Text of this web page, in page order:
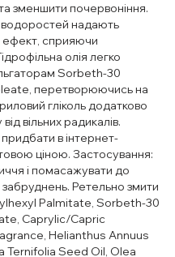
зменшити почервоніння.
водоростей надають
ефект, сприяючи
олія легко
Sorbeth-30
перетворюючись на
гліколь додатково
вільних радикалів.
в інтернет-
ціною. Застосування:
і помасажувати до
Ретельно змити
Palmitate, Sorbeth-30
Caprylic/Capric
Helianthus Annuus
Ternifolia Seed Oil, Olea